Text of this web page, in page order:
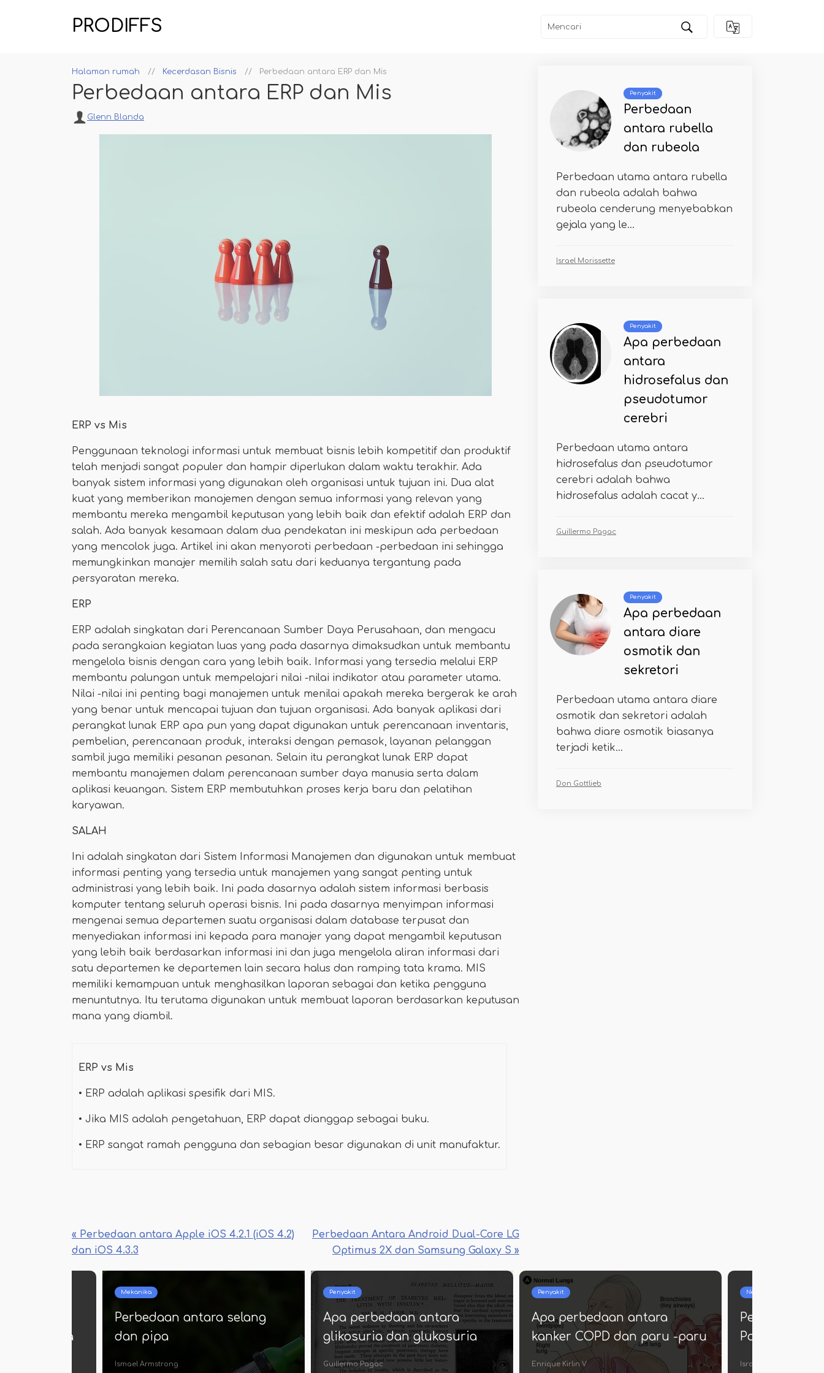
PRODIFFS
Halaman rumah Kecerdasan Bisnis Perbedaan antara ERP dan Mis
Perbedaan antara ERP dan Mis
Glenn Blanda
ERP vs Mis
Penggunaan teknologi informasi untuk membuat bisnis lebih kompetitif dan produktif
telah menjadi sangat populer dan hampir diperlukan dalam waktu terakhir. Ada
banyak sistem informasi yang digunakan oleh organisasi untuk tujuan ini. Dua alat
kuat yang memberikan manajemen dengan semua informasi yang relevan yang
membantu mereka mengambil keputusan yang lebih baik dan efektif adalah ERP dan
salah. Ada banyak kesamaan dalam dua pendekatan ini meskipun ada perbedaan
yang mencolok juga. Artikel ini akan menyoroti perbedaan -perbedaan ini sehingga
memungkinkan manajer memilih salah satu dari keduanya tergantung pada
persyaratan mereka.
ERP
ERP adalah singkatan dari Perencanaan Sumber Daya Perusahaan, dan mengacu
pada serangkaian kegiatan luas yang pada dasarnya dimaksudkan untuk membantu
mengelola bisnis dengan cara yang lebih baik. Informasi yang tersedia melalui ERP
membantu palungan untuk mempelajari nilai -nilai indikator atau parameter utama.
Nilai -nilai ini penting bagi manajemen untuk menilai apakah mereka bergerak ke arah
yang benar untuk mencapai tujuan dan tujuan organisasi. Ada banyak aplikasi dari
perangkat lunak ERP apa pun yang dapat digunakan untuk perencanaan inventaris,
pembelian, perencanaan produk, interaksi dengan pemasok, layanan pelanggan
sambil juga memiliki pesanan pesanan. Selain itu perangkat lunak ERP dapat
membantu manajemen dalam perencanaan sumber daya manusia serta dalam
aplikasi keuangan. Sistem ERP membutuhkan proses kerja baru dan pelatihan
karyawan.
SALAH
Ini adalah singkatan dari Sistem Informasi Manajemen dan digunakan untuk membuat
informasi penting yang tersedia untuk manajemen yang sangat penting untuk
administrasi yang lebih baik. Ini pada dasarnya adalah sistem informasi berbasis
komputer tentang seluruh operasi bisnis. Ini pada dasarnya menyimpan informasi
mengenai semua departemen suatu organisasi dalam database terpusat dan
menyediakan informasi ini kepada para manajer yang dapat mengambil keputusan
yang lebih baik berdasarkan informasi ini dan juga mengelola aliran informasi dari
satu departemen ke departemen lain secara halus dan ramping tata krama. MIS
memiliki kemampuan untuk menghasilkan laporan sebagai dan ketika pengguna
menuntutnya. Itu terutama digunakan untuk membuat laporan berdasarkan keputusan
mana yang diambil.
ERP vs Mis
• ERP adalah aplikasi spesifik dari MIS.
• Jika MIS adalah pengetahuan, ERP dapat dianggap sebagai buku.
• ERP sangat ramah pengguna dan sebagian besar digunakan di unit manufaktur.
« Perbedaan antara Apple iOS 4.2.1 (iOS 4.2)
dan iOS 4.3.3
Perbedaan Antara Android Dual-Core LG
Optimus 2X dan Samsung Galaxy S »
Penyakit
Perbedaan
antara rubella
dan rubeola
Perbedaan utama antara rubella
dan rubeola adalah bahwa
rubeola cenderung menyebabkan
gejala yang le...
Israel Morissette
Penyakit
Apa perbedaan
antara
hidrosefalus dan
pseudotumor
cerebri
Perbedaan utama antara
hidrosefalus dan pseudotumor
cerebri adalah bahwa
hidrosefalus adalah cacat y...
Guillermo Pagac
Penyakit
Apa perbedaan
antara diare
osmotik dan
sekretori
Perbedaan utama antara diare
osmotik dan sekretori adalah
bahwa diare osmotik biasanya
terjadi ketik...
Don Gottlieb
neuroma
Mekanika
Perbedaan antara selang
dan pipa
Ismael Armstrong
Penyakit
Apa perbedaan antara
glikosuria dan glukosuria
Guillermo Pagac
Penyakit
Apa perbedaan antara
kanker COPD dan paru -paru
Enrique Kirlin V
Neurologi
Perbedaan
Parkinson
Israel Morissette